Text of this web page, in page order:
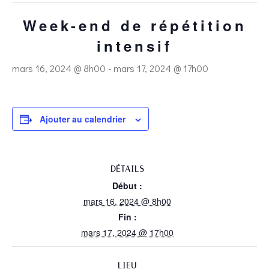
Week-end de répétition
intensif
mars 16, 2024 @ 8h00 - mars 17, 2024 @ 17h00
Ajouter au calendrier
DÉTAILS
Début :
mars 16, 2024 @ 8h00
Fin :
mars 17, 2024 @ 17h00
LIEU